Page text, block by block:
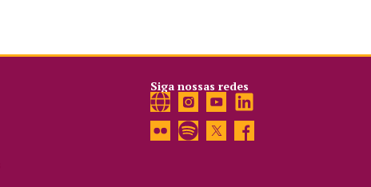
Siga nossas redes